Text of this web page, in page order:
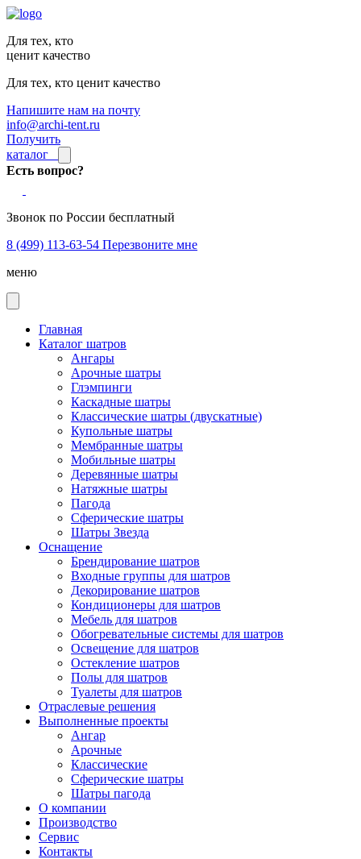
Для тех, кто
ценит качество
Для тех, кто ценит качество
Напишите нам на почту
info@archi-tent.ru
Получить
каталог
Есть вопрос?
Звонок по России бесплатный
8 (499) 113-63-54 Перезвоните мне
меню
Главная
Каталог шатров
Ангары
Арочные шатры
Глэмпинги
Каскадные шатры
Классические шатры (двускатные)
Купольные шатры
Мембранные шатры
Мобильные шатры
Деревянные шатры
Натяжные шатры
Пагода
Сферические шатры
Шатры Звезда
Оснащение
Брендирование шатров
Входные группы для шатров
Декорирование шатров
Кондиционеры для шатров
Мебель для шатров
Обогревательные системы для шатров
Освещение для шатров
Остекление шатров
Полы для шатров
Туалеты для шатров
Отраслевые решения
Выполненные проекты
Ангар
Арочные
Классические
Сферические шатры
Шатры пагода
О компании
Производство
Сервис
Контакты